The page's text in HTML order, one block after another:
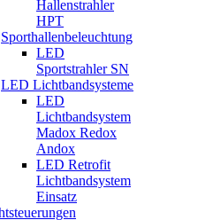
Hallenstrahler
HPT
Sporthallenbeleuchtung
LED
Sportstrahler SN
LED Lichtbandsysteme
LED
Lichtbandsystem
Madox Redox
Andox
LED Retrofit
Lichtbandsystem
Einsatz